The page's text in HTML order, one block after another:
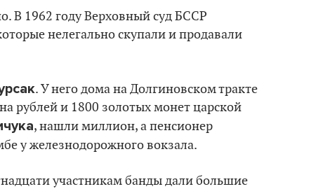
В 1962 году Верховный суд БССР
нелегально скупали и продавали
. У него дома на Долгиновском тракте
рублей и 1800 золотых монет царской
, нашли миллион, а пенсионер
у железнодорожного вокзала.
участникам банды дали большие